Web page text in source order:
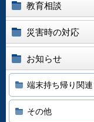
教育相談
災害時の対応
お知らせ
端末持ち帰り関連
その他